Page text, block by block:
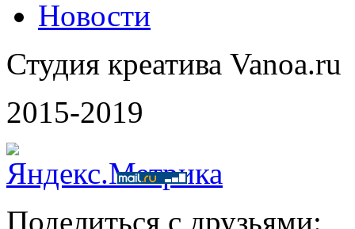
Новости
Студия креатива Vanoa.ru
2015-2019
Поделиться с друзьями: